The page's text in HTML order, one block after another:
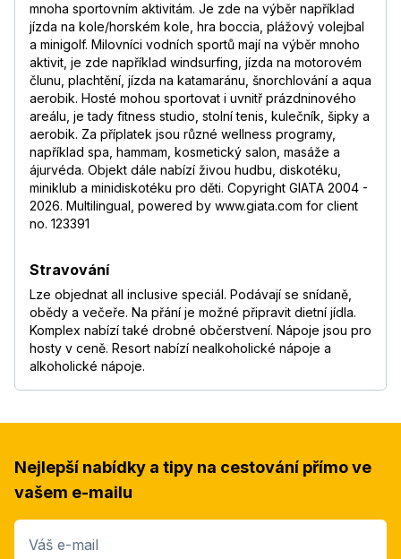
mnoha sportovním aktivitám. Je zde na výběr například
jízda na kole/horském kole, hra boccia, plážový volejbal
a minigolf. Milovníci vodních sportů mají na výběr mnoho
aktivit, je zde například windsurfing, jízda na motorovém
člunu, plachtění, jízda na katamaránu, šnorchlování a aqua
aerobik. Hosté mohou sportovat i uvnitř prázdninového
areálu, je tady fitness studio, stolní tenis, kulečník, šipky a
aerobik. Za příplatek jsou různé wellness programy,
například spa, hammam, kosmetický salon, masáže a
ájurvéda. Objekt dále nabízí živou hudbu, diskotéku,
miniklub a minidiskotéku pro děti. Copyright GIATA 2004 -
2026. Multilingual, powered by www.giata.com for client
no. 123391
Stravování
Lze objednat all inclusive speciál. Podávají se snídaně,
obědy a večeře. Na přání je možné připravit dietní jídla.
Komplex nabízí také drobné občerstvení. Nápoje jsou pro
hosty v ceně. Resort nabízí nealkoholické nápoje a
alkoholické nápoje.
Nejlepší nabídky a tipy na cestování přímo ve
vašem e-mailu
Váš e-mail